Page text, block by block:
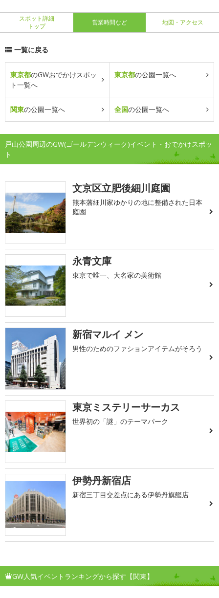
スポット詳細
トップ
営業時間など 地図・アクセス
一覧に戻る
東京都のGWおでかけスポッ
ト一覧へ
東京都の公園一覧へ
関東の公園一覧へ 全国の公園一覧へ
戸山公園周辺のGW(ゴールデンウィーク)イベント・おでかけスポッ
ト
文京区立肥後細川庭園
熊本藩細川家ゆかりの地に整備された日本
庭園
永青文庫
東京で唯一、大名家の美術館
新宿マルイ メン
男性のためのファションアイテムがそろう
東京ミステリーサーカス
世界初の「謎」のテーマパーク
伊勢丹新宿店
新宿三丁目交差点にある伊勢丹旗艦店
GW人気イベントランキングから探す【関東】